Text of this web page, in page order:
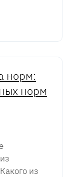
норм:
норм
из